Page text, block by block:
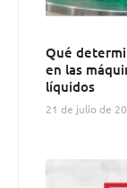
Qué
en las
líquidos
21 de julio de